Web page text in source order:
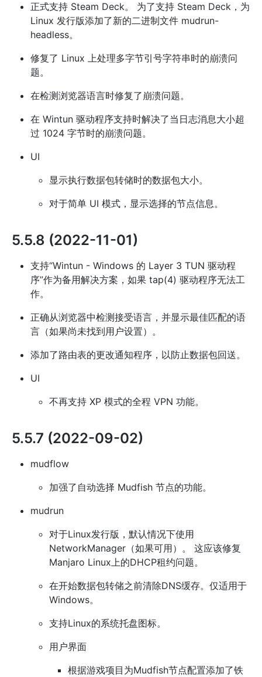
正式支持 Steam Deck。 为了支持 Steam Deck，为
Linux 发行版添加了新的二进制文件 mudrun-
headless。
修复了 Linux 上处理多字节引号字符串时的崩溃问
题。
在检测浏览器语言时修复了崩溃问题。
在 Wintun 驱动程序支持时解决了当日志消息大小超
过 1024 字节时的崩溃问题。
UI
显示执行数据包转储时的数据包大小。
对于简单 UI 模式，显示选择的节点信息。
5.5.8 (2022-11-01)
支持“Wintun - Windows 的 Layer 3 TUN 驱动程
序”作为备用解决方案，如果 tap(4) 驱动程序无法工
作。
正确从浏览器中检测接受语言，并显示最佳匹配的语
言（如果尚未找到用户设置）。
添加了路由表的更改通知程序，以防止数据包回送。
UI
不再支持 XP 模式的全程 VPN 功能。
5.5.7 (2022-09-02)
mudflow
加强了自动选择 Mudfish 节点的功能。
mudrun
对于Linux发行版，默认情况下使用
NetworkManager（如果可用）。 这应该修复
Manjaro Linux上的DHCP租约问题。
在开始数据包转储之前清除DNS缓存。仅适用于
Windows。
支持Linux的系统托盘图标。
用户界面
根据游戏项目为Mudfish节点配置添加了铁